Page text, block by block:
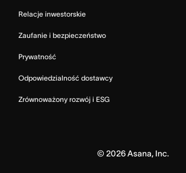
Relacje inwestorskie
Zaufanie i bezpieczeństwo
Prywatność
Odpowiedzialność dostawcy
Zrównoważony rozwój i ESG
© 2026Asana, Inc.